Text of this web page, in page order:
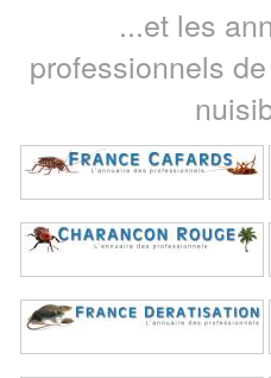
...et les
professionnels